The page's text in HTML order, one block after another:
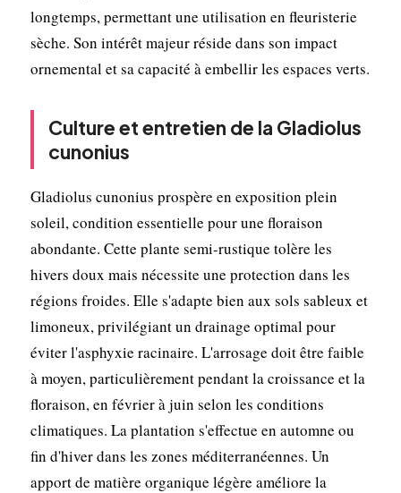
longtemps, permettant une utilisation en fleuristerie
sèche. Son intérêt majeur réside dans son impact
ornemental et sa capacité à embellir les espaces verts.
Culture et entretien de la Gladiolus
cunonius
Gladiolus cunonius prospère en exposition plein
soleil, condition essentielle pour une floraison
abondante. Cette plante semi-rustique tolère les
hivers doux mais nécessite une protection dans les
régions froides. Elle s'adapte bien aux sols sableux et
limoneux, privilégiant un drainage optimal pour
éviter l'asphyxie racinaire. L'arrosage doit être faible
à moyen, particulièrement pendant la croissance et la
floraison, en février à juin selon les conditions
climatiques. La plantation s'effectue en automne ou
fin d'hiver dans les zones méditerranéennes. Un
apport de matière organique légère améliore la